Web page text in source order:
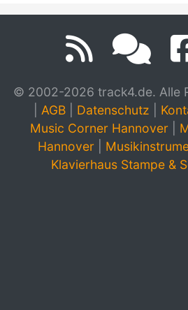
© 2002-2026 track4.de. Alle
AGB Datenschutz
Music Corner Hannover
Hannover
Klavierhaus Stampe &